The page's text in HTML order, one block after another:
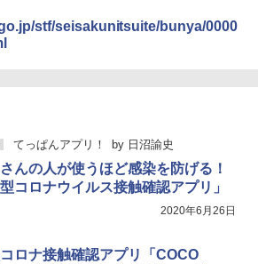
stf/seisakunitsuite/bunya/0000
てっぱんアプリ！ by 日沼諭史
んの人が使うほど感染を防げる！
型コロナウイルス接触確認アプリ」
2020年6月26日
ロナ接触確認アプリ「COCO